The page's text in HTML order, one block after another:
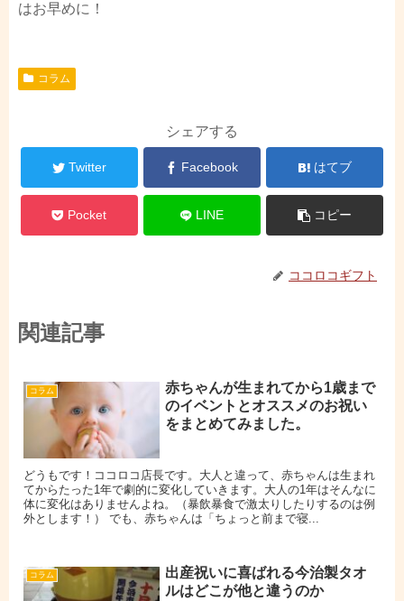
はお早めに！
コラム
シェアする
Twitter Facebook はてブ
Pocket LINE コピー
ココロコギフト
関連記事
コラム
赤ちゃんが生まれてから1歳まで
のイベントとオススメのお祝い
をまとめてみました。
どうもです！ココロコ店長です。大人と違って、赤ちゃんは生まれ
てからたった1年で劇的に変化していきます。大人の1年はそんなに
体に変化はありませんよね。（暴飲暴食で激太りしたりするのは例
外とします！） でも、赤ちゃんは「ちょっと前まで寝...
コラム
出産祝いに喜ばれる今治製タオ
ルはどこが他と違うのか